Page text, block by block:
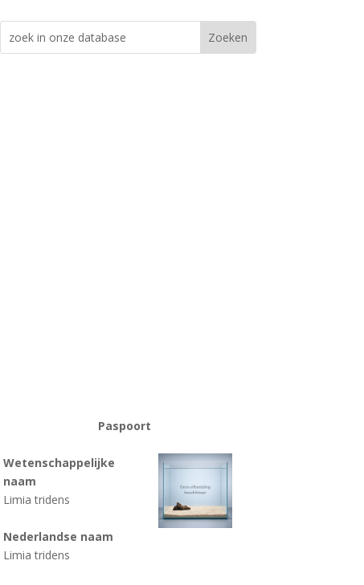
Paspoort
Wetenschappelijke
naam
Limia tridens
Nederlandse naam
Limia tridens